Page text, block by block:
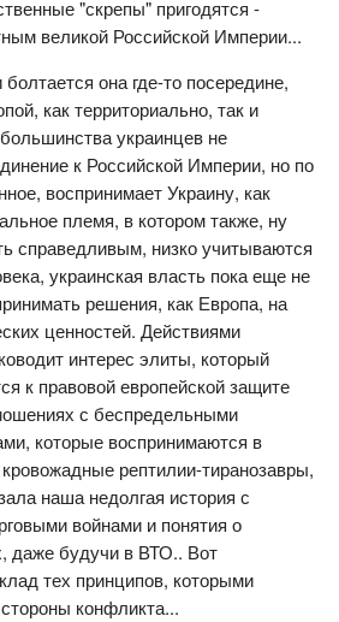
"скрепы" пригодятся -
великой Российской Империи...
она где-то посередине,
как территориально, так и
украинцев не
к Российской Империи, но по
воспринимает Украину, как
племя, в котором также, ну
справедливым, низко учитываются
украинская власть пока еще не
решения, как Европа, на
ценностей. Действиями
интерес элиты, который
к правовой европейской защите
с беспредельными
которые воспринимаются в
рептилии-тиранозавры,
наша недолгая история с
войнами и понятия о
даже будучи в ВТО.. Вот
тех принципов, которыми
конфликта...